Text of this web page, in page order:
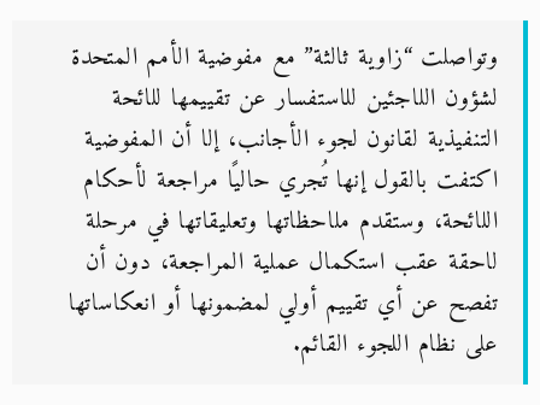
وتواصلت “زاوية ثالثة” مع مفوضية الأمم المتحدة
لشؤون اللاجئين للاستفسار عن تقييمها للائحة
التنفيذية لقانون لجوء الأجانب، إلا أن المفوضية
اكتفت بالقول إنها تُجري حاليًا مراجعة لأحكام
اللائحة، وستقدم ملاحظاتها وتعليقاتها في مرحلة
لاحقة عقب استكمال عملية المراجعة، دون أن
تفصح عن أي تقييم أولي لمضمونها أو انعكاساتها
على نظام اللجوء القائم.